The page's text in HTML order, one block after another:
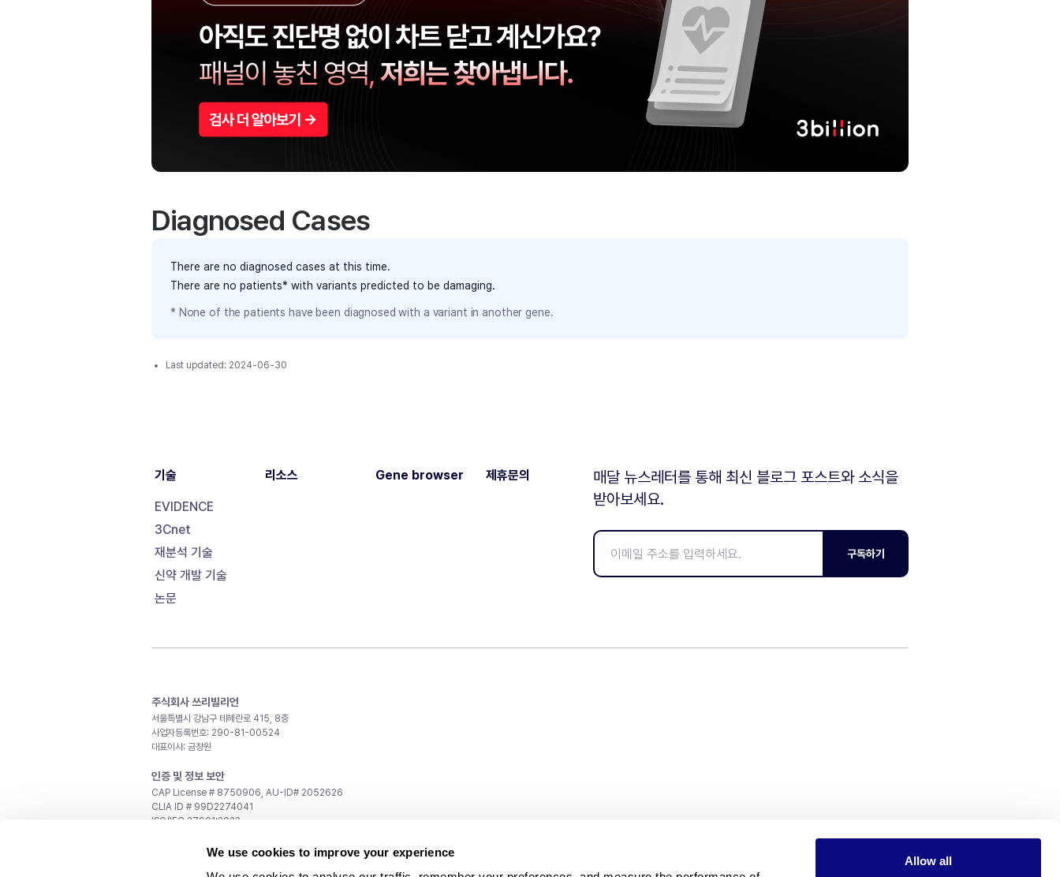
We use cookies to improve your experience
Allow all
Diagnosed Cases
There are no diagnosed cases at this time.
There are no patients* with variants predicted to be damaging.
* None of the patients have been diagnosed with a variant in another gene.
Last updated: 2024-06-30
기술
EVIDENCE
3Cnet
재분석 기술
신약 개발 기술
논문
리소스 Gene browser 제휴문의
매달 뉴스레터를 통해 최신 블로그 포스트와 소식을
받아보세요.
구독하기
주식회사 쓰리빌리언
서울특별시 강남구 테헤란로 415, 8층
사업자등록번호: 290-81-00524
대표이사: 금창원
인증 및 정보 보안
CAP License # 8750906, AU-ID# 2052626
CLIA ID # 99D2274041
ISO/IEC 27001:2022